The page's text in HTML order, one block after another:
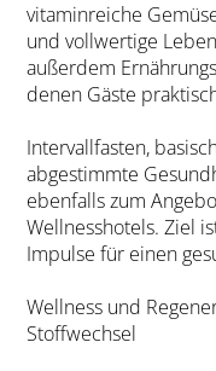
vitaminreiche
und vollwertige
außerdem
denen Gäste
Intervallfasten,
abgestimmte
ebenfalls zum
Wellnesshotels. Ziel
Impulse für einen
Wellness und
Stoffwechsel